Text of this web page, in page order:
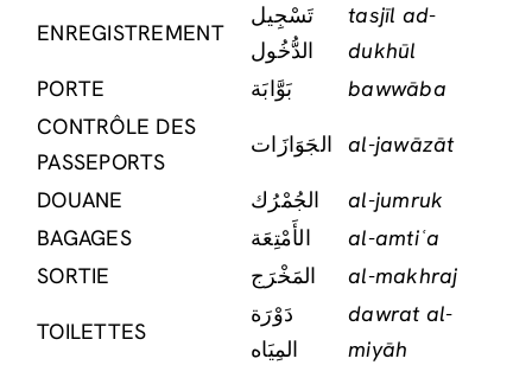
ENREGISTREMENT
تَسْجِيل
الدُّخُول
tasjīl ad-
dukhūl
PORTE
بَوَّابَة
bawwāba
CONTRÔLE DES
PASSEPORTS
الجَوَازَات al-jawāzāt
DOUANE الجُمْرُك
al-jumruk
BAGAGES
الأَمْتِعَة
al-amtiʿa
SORTIE
المَخْرَج al-makhraj
TOILETTES
دَوْرَة
المِيَاه
dawrat al-
miyāh